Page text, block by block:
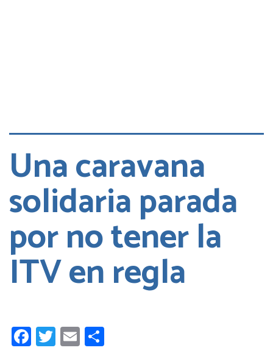
Una caravana
solidaria parada
por no tener la
ITV en regla
Facebook
Twitter
Email